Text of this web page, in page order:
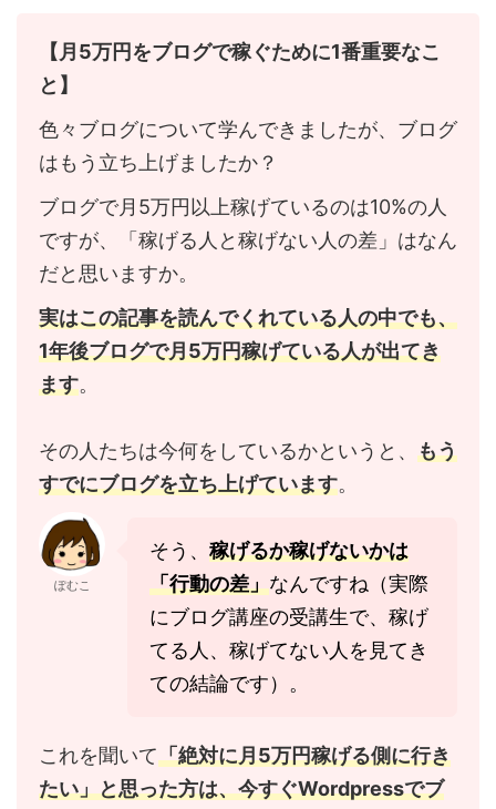
【月5万円をブログで稼ぐために1番重要なこ
と】
色々ブログについて学んできましたが、ブログ
はもう立ち上げましたか？
ブログで月5万円以上稼げているのは10%の人
ですが、「稼げる人と稼げない人の差」はなん
だと思いますか。
実はこの記事を読んでくれている人の中でも、
1年後ブログで月5万円稼げている人が出てき
ます。
その人たちは今何をしているかというと、 もう
すでにブログを立ち上げています。
ぽむこ
そう、 稼げるか稼げないかは
「行動の差」なんですね（実際
にブログ講座の受講生で、稼げ
てる人、稼げてない人を見てき
ての結論です）。
これを聞いて「絶対に月5万円稼げる側に行き
たい」と思った方は、今すぐWordpressでブ